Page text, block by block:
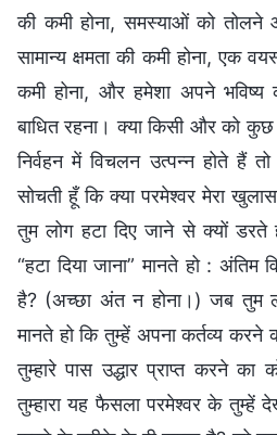
की कमी होना, समस्याओं को
सामान्य क्षमता की कमी होना, एक
कमी होना, और हमेशा अपने
बाधित रहना। क्या किसी और को
निर्वहन में विचलन उत्पन्न होते हैं
सोचती हूँ कि क्या परमेश्वर मेरा
तुम लोग हटा दिए जाने से क्यों
“हटा दिया जाना” मानते हो :
है? (अच्छा अंत न होना।) जब तुम
मानते हो कि तुम्हें अपना कर्तव्य करने
तुम्हारे पास उद्धार प्राप्त करने का
तुम्हारा यह फैसला परमेश्वर के तुम्हें